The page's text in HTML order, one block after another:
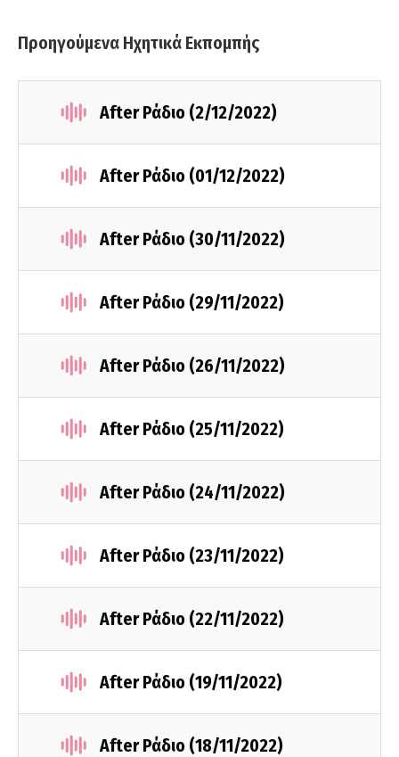
Προηγούμενα Ηχητικά Εκπομπής
After Ράδιο (2/12/2022)
After Ράδιο (01/12/2022)
After Ράδιο (30/11/2022)
After Ράδιο (29/11/2022)
After Ράδιο (26/11/2022)
After Ράδιο (25/11/2022)
After Ράδιο (24/11/2022)
After Ράδιο (23/11/2022)
After Ράδιο (22/11/2022)
After Ράδιο (19/11/2022)
After Ράδιο (18/11/2022)